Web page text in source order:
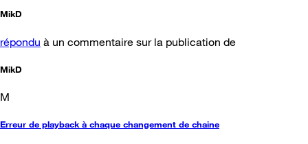
MikD
répondu à un commentaire sur la publication de
MikD
M
Erreur de playback à chaque changement de chaine